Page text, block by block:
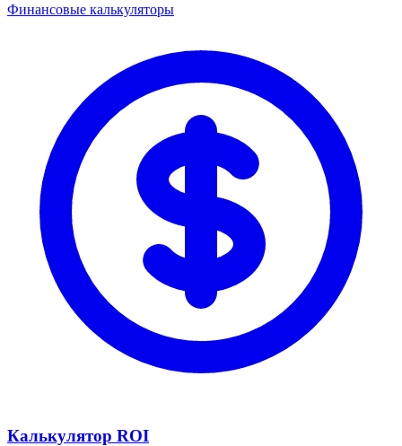
Финансовые калькуляторы
Калькулятор ROI